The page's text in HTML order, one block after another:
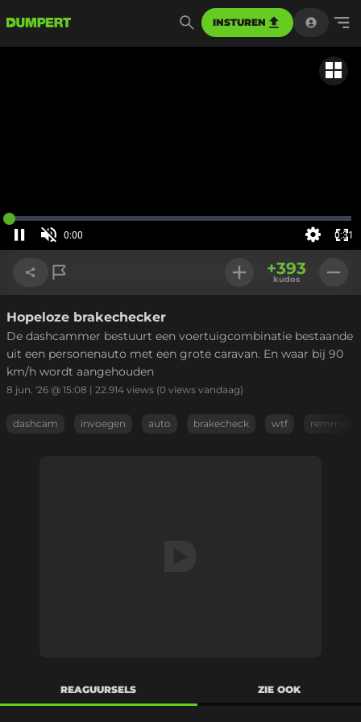
INSTUREN
aan
Huidige
tijd
0:00 0:31
Geladen:
0%
Link kopiëren
+393
kudos
Hopeloze brakechecker
De dashcammer bestuurt een voertuigcombinatie bestaande
uit een personenauto met een grote caravan. En waar bij 90
km/h wordt aangehouden
8 jun. '26 @ 15:08 | 22.914 views (0 views vandaag)
dashcam invoegen auto brakecheck wtf remmen
REAGUURSELS ZIE OOK